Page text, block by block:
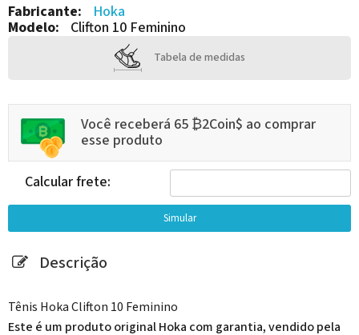
Fabricante:
Hoka
Modelo:
Clifton 10 Feminino
Tabela de medidas
Você receberá 65 ₿2Coin$ ao comprar
esse produto
Calcular frete:
Descrição
Tênis Hoka Clifton 10 Feminino
Este é um produto original Hoka com garantia, vendido pela